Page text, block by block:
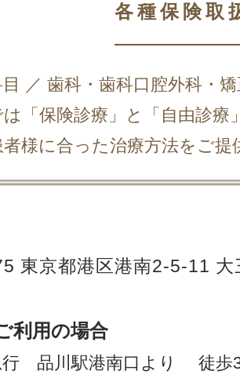
各種保険取
／ 歯科・歯科口腔外科・
は「保険診療」と「自由診
者様に合った治療方法をご
東京都港区港南2-5-11
利用の場合
行 品川駅港南口より 徒歩